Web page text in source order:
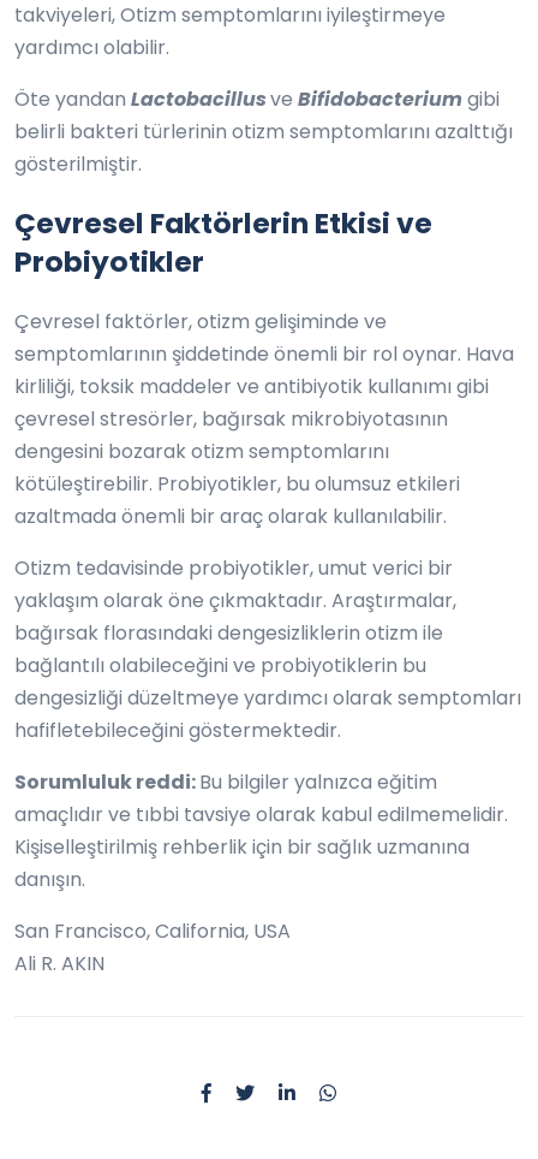
takviyeleri, Otizm semptomlarını iyileştirmeye
yardımcı olabilir.
Öte yandan Lactobacillusve Bifidobacterium gibi
belirli bakteri türlerinin otizm semptomlarını azalttığı
gösterilmiştir.
Çevresel Faktörlerin Etkisi ve
Probiyotikler
Çevresel faktörler, otizm gelişiminde ve
semptomlarının şiddetinde önemli bir rol oynar. Hava
kirliliği, toksik maddeler ve antibiyotik kullanımı gibi
çevresel stresörler, bağırsak mikrobiyotasının
dengesini bozarak otizm semptomlarını
kötüleştirebilir. Probiyotikler, bu olumsuz etkileri
azaltmada önemli bir araç olarak kullanılabilir.
Otizm tedavisinde probiyotikler, umut verici bir
yaklaşım olarak öne çıkmaktadır. Araştırmalar,
bağırsak florasındaki dengesizliklerin otizm ile
bağlantılı olabileceğini ve probiyotiklerin bu
dengesizliği düzeltmeye yardımcı olarak semptomları
hafifletebileceğini göstermektedir.
Sorumluluk reddi:Bu bilgiler yalnızca eğitim
amaçlıdır ve tıbbi tavsiye olarak kabul edilmemelidir.
Kişiselleştirilmiş rehberlik için bir sağlık uzmanına
danışın.
San Francisco, California, USA
Ali R. AKIN